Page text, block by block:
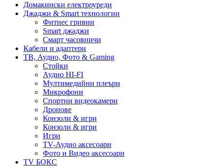
Домакински електроуреди
Джаджи & Smart технологии
Фитнес гривни
Smart джаджи
Смарт часовничи
Кабели и адаптери
ТВ, Аудио, Фото & Gaming
Стойки
Аудио HI-FI
Мултимедийни плеъри
Микрофони
Спортни видеокамери
Дронове
Конзоли & игри
Конзоли & игри
Игри
TV-Аудио аксесоари
Фото и Видео аксесоари
TV БОКС